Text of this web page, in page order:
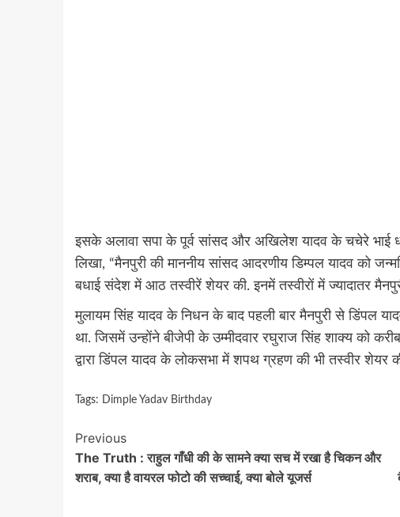
इसके अलावा सपा के पूर्व सांसद और अखिलेश यादव के चचेरे भाई
लिखा, “मैनपुरी की माननीय सांसद आदरणीय डिम्पल यादव को
बधाई संदेश में आठ तस्वीरें शेयर की. इनमें तस्वीरों में ज्यादातर
मुलायम सिंह यादव के निधन के बाद पहली बार मैनपुरी से डिंपल
था. जिसमें उन्होंने बीजेपी के उम्मीदवार रघुराज सिंह शाक्य को
द्वारा डिंपल यादव के लोकसभा में शपथ ग्रहण की भी तस्वीर शेयर
Tags: Dimple Yadav Birthday
Continue
Reading
Previous
The Truth : राहुल गाँधी की के सामने क्या सच में रखा है चिकन और
शराब, क्या है वायरल फोटो की सच्चाई, क्या बोले यूजर्स